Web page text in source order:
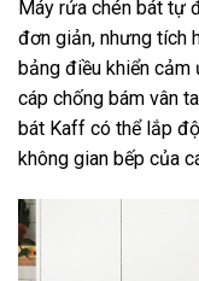
Máy rửa chén bát tự
đơn giản, nhưng tích
bảng điều khiển cảm
cáp chống bám vân
bát Kaff có thể lắp
không gian bếp của